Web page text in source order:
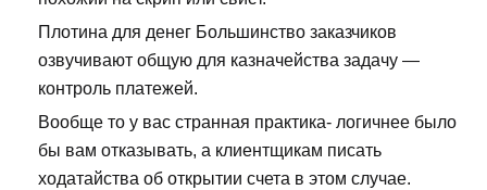
Плотина для денег Большинство заказчиков
озвучивают общую для казначейства задачу —
контроль платежей.
Вообще то у вас странная практика- логичнее было
бы вам отказывать, а клиентщикам писать
ходатайства об открытии счета в этом случае.